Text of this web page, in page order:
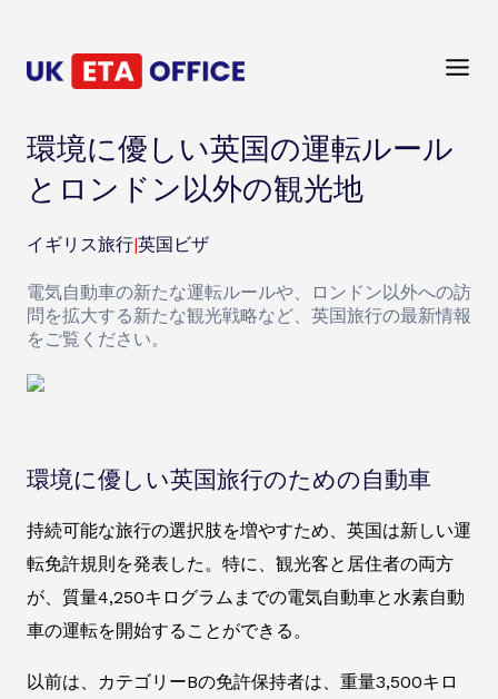
環境に優しい英国の運転ルール
とロンドン以外の観光地
イギリス旅行|英国ビザ
電気自動車の新たな運転ルールや、ロンドン以外への訪
問を拡大する新たな観光戦略など、英国旅行の最新情報
をご覧ください。
環境に優しい英国旅行のための自動車
持続可能な旅行の選択肢を増やすため、英国は新しい運
転免許規則を発表した。特に、観光客と居住者の両方
が、質量4,250キログラムまでの電気自動車と水素自動
車の運転を開始することができる。
以前は、カテゴリーBの免許保持者は、重量3,500キロ